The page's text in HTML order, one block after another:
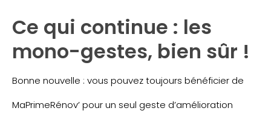
Ce qui continue : les
mono-gestes, bien sûr !
Bonne nouvelle : vous pouvez toujours bénéficier de
MaPrimeRénov’ pour un seul geste d’amélioration